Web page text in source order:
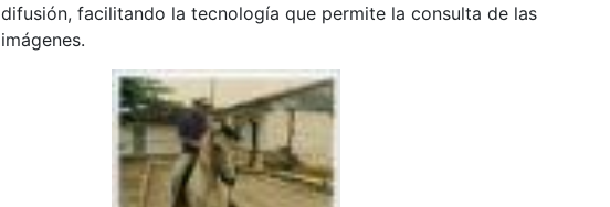
difusión, facilitando la tecnología que permite la consulta de las
imágenes.